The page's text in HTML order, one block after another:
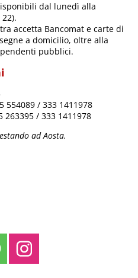
dal lunedì alla
accetta Bancomat e carte di
a domicilio, oltre alla
pubblici.
554089 / 333 1411978
263395 / 333 1411978
ad Aosta.